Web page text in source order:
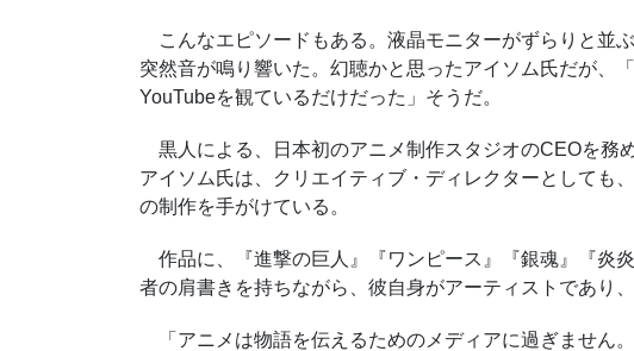
こんなエピソードもある。液晶モニターがずらりと並
突然音が鳴り響いた。幻聴かと思ったアイソム氏だが、
YouTubeを観ているだけだった」そうだ。
黒人による、日本初のアニメ制作スタジオのCEOを務
アイソム氏は、クリエイティブ・ディレクターとしても
の制作を手がけている。
作品に、『進撃の巨人』『ワンピース』『銀魂』『炎
者の肩書きを持ちながら、彼自身がアーティストであり
「アニメは物語を伝えるためのメディアに過ぎません